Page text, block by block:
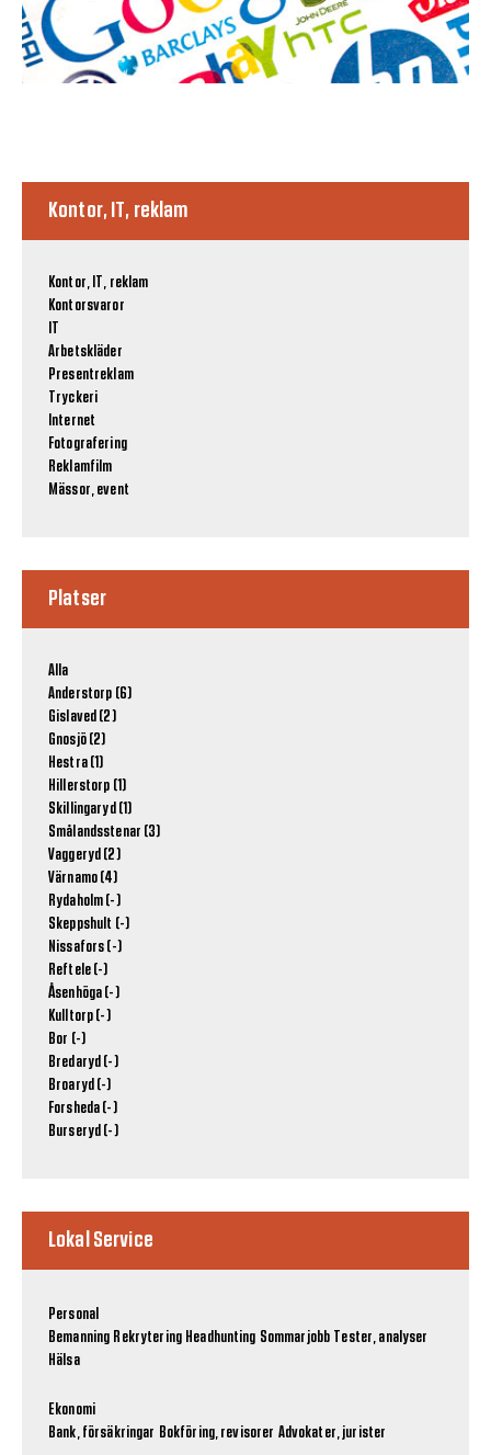
Kontor, IT, reklam
Kontor, IT, reklam
Kontorsvaror
IT
Arbetskläder
Presentreklam
Tryckeri
Internet
Fotografering
Reklamfilm
Mässor, event
Platser
Alla
Anderstorp (6)
Gislaved (2)
Gnosjö (2)
Hestra (1)
Hillerstorp (1)
Skillingaryd (1)
Smålandsstenar (3)
Vaggeryd (2)
Värnamo (4)
Rydaholm (-)
Skeppshult (-)
Nissafors (-)
Reftele (-)
Åsenhöga (-)
Kulltorp (-)
Bor (-)
Bredaryd (-)
Broaryd (-)
Forsheda (-)
Burseryd (-)
Lokal Service
Personal
Bemanning Rekrytering Headhunting Sommarjobb Tester, analyser
Hälsa
Ekonomi
Bank, försäkringar Bokföring, revisorer Advokater, jurister